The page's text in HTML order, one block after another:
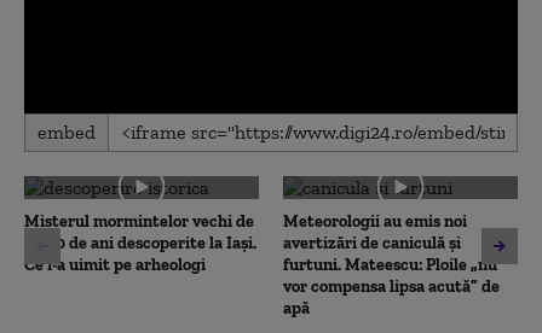
0
seconds
0
seconds
embed
Misterul mormintelor vechi de
3.000 de ani descoperite la Iași.
Ce i-a uimit pe arheologi
Meteorologii au emis noi
avertizări de caniculă și
furtuni. Mateescu: Ploile „nu
vor compensa lipsa acută” de
apă